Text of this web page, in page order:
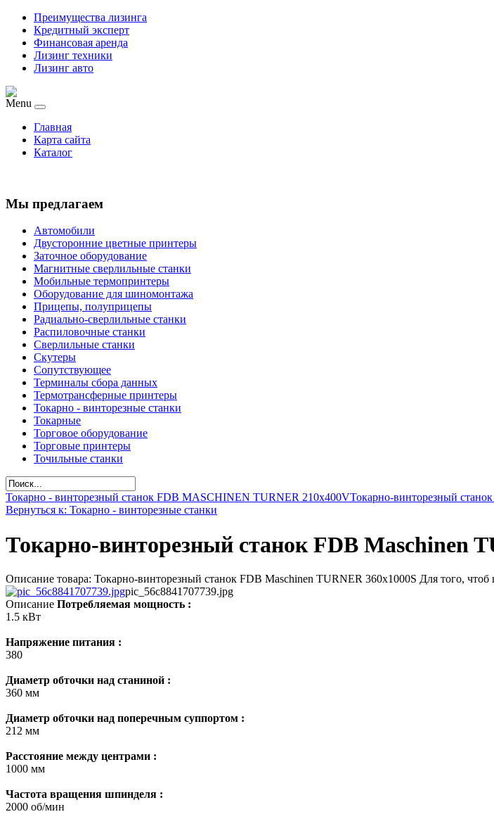
Преимущества лизинга
Кредитный эксперт
Финансовая аренда
Лизинг техники
Лизинг авто
Menu
Главная
Карта сайта
Каталог
Мы предлагаем
Автомобили
Двусторонние цветные принтеры
Заточное оборудование
Магнитные сверлильные станки
Мобильные термопринтеры
Оборудование для шиномонтажа
Прицепы, полуприцепы
Радиально-сверлильные станки
Распиловочные станки
Сверлильные станки
Скутеры
Сопутствующее
Терминалы сбора данных
Термотрансферные принтеры
Токарно - винторезные станки
Токарные
Торговое оборудование
Торговые принтеры
Точильные станки
Токарно - винторезный станок FDB MASCHINEN TURNER 210x400VТокарно-винторезный
Вернуться к: Токарно - винторезные станки
Токарно-винторезный станок FDB Maschinen
Описание товара: Токарно-винторезный станок FDB Maschinen TURNER 360x1000S Для того, чтоб
pic_56c8841707739.jpg
Описание Потребляемая мощность :
1.5 кВт
Напряжение питания :
380
Диаметр обточки над станиной :
360 мм
Диаметр обточки над поперечным суппортом :
212 мм
Расстояние между центрами :
1000 мм
Частота вращения шпинделя :
2000 об/мин